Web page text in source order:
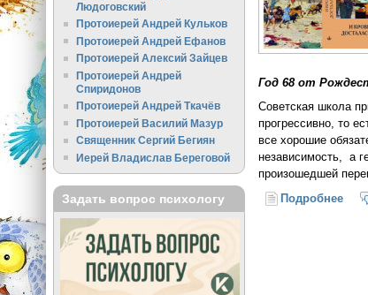
Год 68 от
Советская школа
прогрессивно, то
все хорошие
независимость, а
произошедшей
Подробнеео И
Людоговский
Протоиерей Андрей Кульков
Протоиерей Андрей Ефанов
Протоиерей Алексий Зайцев
Протоиерей Андрей
Спиридонов
Протоиерей Андрей Ткачёв
Протоиерей Василий Мазур
Священник Сергий Бегиян
Иерей Владислав Береговой
Задать вопрос психологу